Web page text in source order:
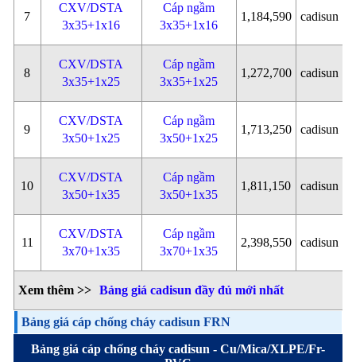
7
CXV/DSTA
3x35+1x16
Cáp ngầm
3x35+1x16
1,184,590 cadisun
8
CXV/DSTA
3x35+1x25
Cáp ngầm
3x35+1x25
1,272,700 cadisun
9
CXV/DSTA
3x50+1x25
Cáp ngầm
3x50+1x25
1,713,250 cadisun
10
CXV/DSTA
3x50+1x35
Cáp ngầm
3x50+1x35
1,811,150 cadisun
11
CXV/DSTA
3x70+1x35
Cáp ngầm
3x70+1x35
2,398,550 cadisun
Xem thêm >> Bảng giá cadisun đầy đủ mới nhất
Bảng giá cáp chống cháy cadisun FRN
Bảng giá cáp chống cháy cadisun - Cu/Mica/XLPE/Fr-